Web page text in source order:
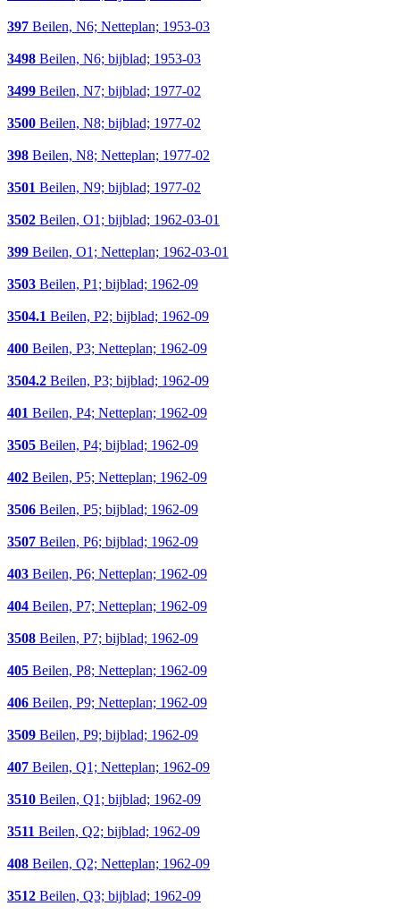
397 Beilen, N6; Netteplan; 1953-03
3498 Beilen, N6; bijblad; 1953-03
3499 Beilen, N7; bijblad; 1977-02
3500 Beilen, N8; bijblad; 1977-02
398 Beilen, N8; Netteplan; 1977-02
3501 Beilen, N9; bijblad; 1977-02
3502 Beilen, O1; bijblad; 1962-03-01
399 Beilen, O1; Netteplan; 1962-03-01
3503 Beilen, P1; bijblad; 1962-09
3504.1 Beilen, P2; bijblad; 1962-09
400 Beilen, P3; Netteplan; 1962-09
3504.2 Beilen, P3; bijblad; 1962-09
401 Beilen, P4; Netteplan; 1962-09
3505 Beilen, P4; bijblad; 1962-09
402 Beilen, P5; Netteplan; 1962-09
3506 Beilen, P5; bijblad; 1962-09
3507 Beilen, P6; bijblad; 1962-09
403 Beilen, P6; Netteplan; 1962-09
404 Beilen, P7; Netteplan; 1962-09
3508 Beilen, P7; bijblad; 1962-09
405 Beilen, P8; Netteplan; 1962-09
406 Beilen, P9; Netteplan; 1962-09
3509 Beilen, P9; bijblad; 1962-09
407 Beilen, Q1; Netteplan; 1962-09
3510 Beilen, Q1; bijblad; 1962-09
3511 Beilen, Q2; bijblad; 1962-09
408 Beilen, Q2; Netteplan; 1962-09
3512 Beilen, Q3; bijblad; 1962-09